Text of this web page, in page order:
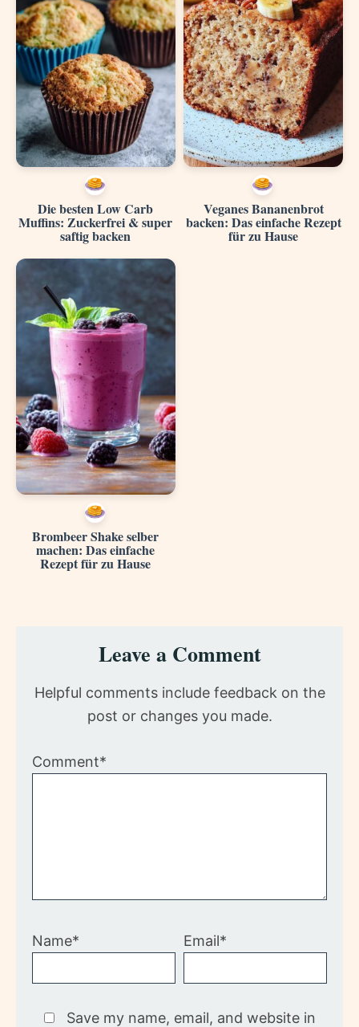
Die besten Low Carb
Muffins: Zuckerfrei & super
saftig backen
Veganes Bananenbrot
backen: Das einfache Rezept
für zu Hause
Brombeer Shake selber
machen: Das einfache
Rezept für zu Hause
InteractionsLeave a Comment
Helpful comments include feedback on the
post or changes you made.
Comment*
Name* Email*
Save my name, email, and website in